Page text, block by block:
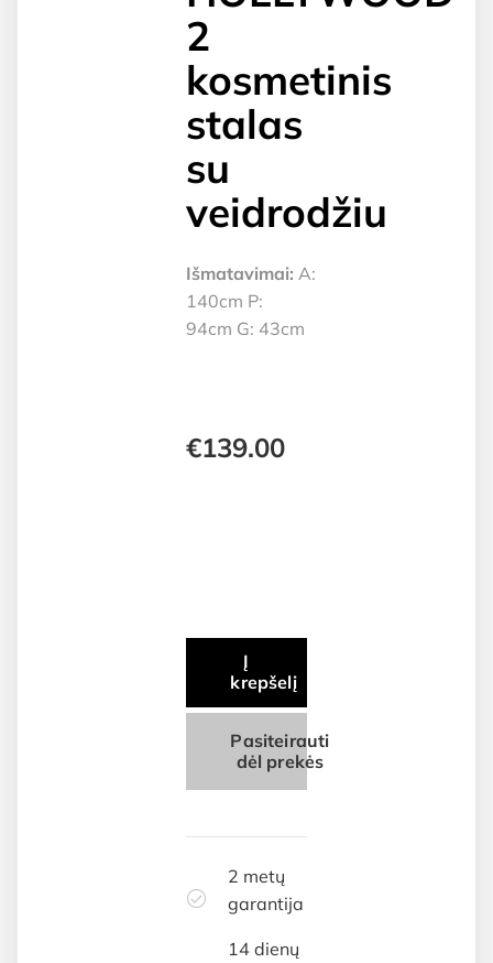
2
kosmetinis
stalas
su
veidrodžiu
Išmatavimai: A:
140cm P:
94cm G: 43cm
€139.00
Į
krepšelį
Pasiteirauti
dėl prekės
2 metų
garantija
14 dienų